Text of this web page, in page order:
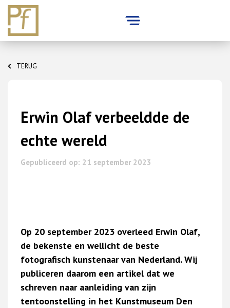
content
TERUG
Erwin Olaf verbeeldde de
echte wereld
Gepubliceerd op: 21 september 2023
Op 20 september 2023 overleed Erwin Olaf,
de bekenste en wellicht de beste
fotografisch kunstenaar van Nederland. Wij
publiceren daarom een artikel dat we
schreven naar aanleiding van zijn
tentoonstelling in het Kunstmuseum Den